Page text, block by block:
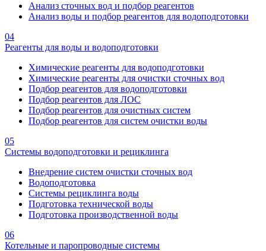
Анализ сточных вод и подбор реагентов
Анализ воды и подбор реагентов для водоподготовки
04
Реагенты для воды и водоподготовки
Химические реагенты для водоподготовки
Химические реагенты для очистки сточных вод
Подбор реагентов для водоподготовки
Подбор реагентов для ЛОС
Подбор реагентов для очистных систем
Подбор реагентов для систем очистки воды
05
Системы водоподготовки и рециклинга
Внедрение систем очистки сточных вод
Водоподготовка
Системы рециклинга воды
Подготовка технической воды
Подготовка производственной воды
06
Котельные и паропроводные системы